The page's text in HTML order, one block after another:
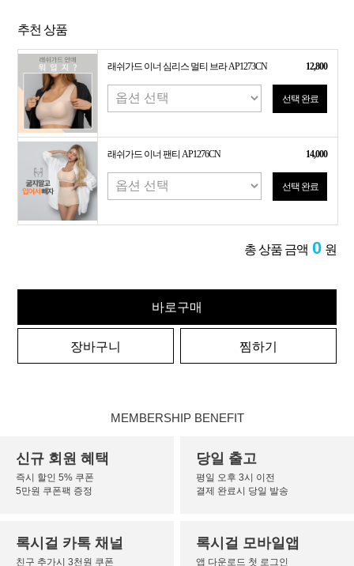
추천 상품
래쉬가드 이너 심리스 멀티 브라 AP1273CN 12,800
선택 완료
래쉬가드 이너 팬티 AP1276CN 14,000
선택 완료
총 상품 금액 0 원
바로구매
장바구니 찜하기
MEMBERSHIP BENEFIT
신규 회원 혜택
즉시 할인 5% 쿠폰
5만원 쿠폰팩 증정
당일 출고
평일 오후 3시 이전
결제 완료시 당일 발송
록시걸 카톡 채널
친구 추가시 3천원 쿠폰
록시걸 모바일앱
앱 다운로드 첫 로그인